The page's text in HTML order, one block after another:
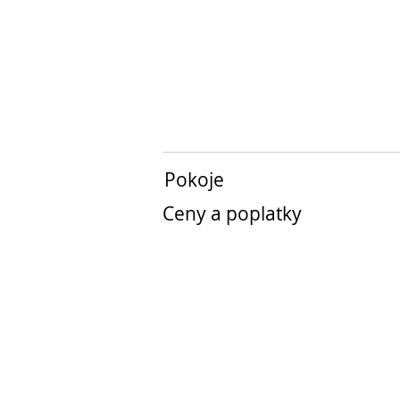
Pokoje
Ceny a poplatky